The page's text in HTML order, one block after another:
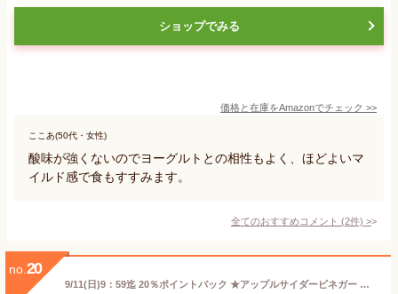
ショップでみる
価格と在庫をAmazonでチェック >>
ここあ(50代・女性)
酸味が強くないのでヨーグルトとの相性もよく、ほどよいマ
イルド感で食もすすみます。
全てのおすすめコメント (2件) >
no. 20
9/11(日)9：59迄 20％ポイントバック ★アップルサイダービネガー 純りんご酢 750ml ニュージーランド産 オーガニック 有機JAS認定 無添加 非加熱 オーク樽熟成 砂糖不使用